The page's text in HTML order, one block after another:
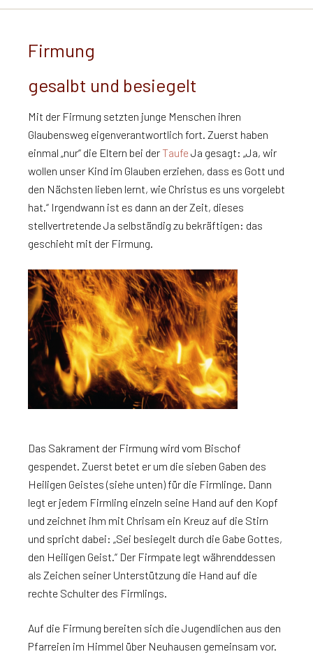
Firmung
gesalbt und besiegelt
Mit der Firmung setzten junge Menschen ihren
Glaubensweg eigenverantwortlich fort. Zuerst haben
einmal „nur“ die Eltern bei der Taufe Ja gesagt: „Ja, wir
wollen unser Kind im Glauben erziehen, dass es Gott und
den Nächsten lieben lernt, wie Christus es uns vorgelebt
hat.“ Irgendwann ist es dann an der Zeit, dieses
stellvertretende Ja selbständig zu bekräftigen: das
geschieht mit der Firmung.
Das Sakrament der Firmung wird vom Bischof
gespendet. Zuerst betet er um die sieben Gaben des
Heiligen Geistes (siehe unten) für die Firmlinge. Dann
legt er jedem Firmling einzeln seine Hand auf den Kopf
und zeichnet ihm mit Chrisam ein Kreuz auf die Stirn
und spricht dabei: „Sei besiegelt durch die Gabe Gottes,
den Heiligen Geist.“ Der Firmpate legt währenddessen
als Zeichen seiner Unterstützung die Hand auf die
rechte Schulter des Firmlings.
Auf die Firmung bereiten sich die Jugendlichen aus den
Pfarreien im Himmel über Neuhausen gemeinsam vor.